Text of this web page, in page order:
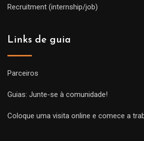
Recruitment (internship/job)
Links de guia
Parceiros
Guias: Junte-se à comunidade!
Coloque uma visita online e comece a